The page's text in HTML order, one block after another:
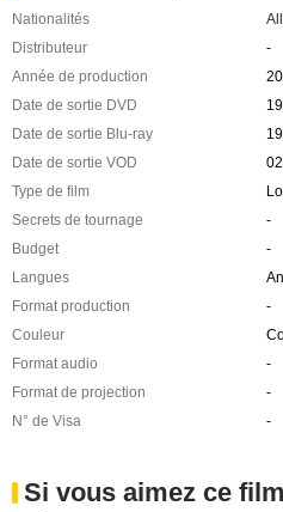
Nationalités
Distributeur
-
Année de production
Date de sortie DVD
Date de sortie Blu-ray
Date de sortie VOD
Type de film
Secrets de tournage
-
Budget
-
Langues
Format production
-
Couleur
Format audio
-
Format de projection
-
N° de Visa
-
Si vous aimez ce